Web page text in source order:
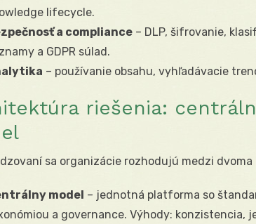
lifecycle.
a compliance – DLP, šifrovanie,
a GDPR súlad.
– používanie obsahu, vyhľadávacie
riešenia:
sa organizácie rozhodujú medzi dvoma
model – jednotná platforma so
a governance. Výhody: konzistencia,